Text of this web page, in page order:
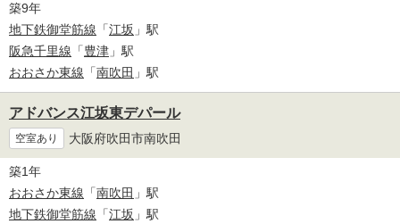
築9年
地下鉄御堂筋線 「江坂 」駅
阪急千里線 「豊津 」駅
おおさか東線 「南吹田 」駅
アドバンス江坂東デパール
空室あり 大阪府吹田市南吹田
築1年
おおさか東線 「南吹田 」駅
地下鉄御堂筋線 「江坂 」駅